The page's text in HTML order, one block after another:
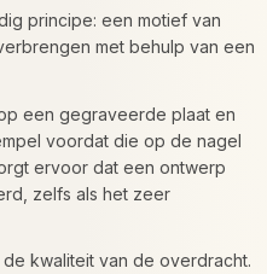
principe: een motief van
met behulp van een
een gegraveerde plaat en
voordat die op de nagel
ervoor dat een ontwerp
zelfs als het zeer
kwaliteit van de overdracht.